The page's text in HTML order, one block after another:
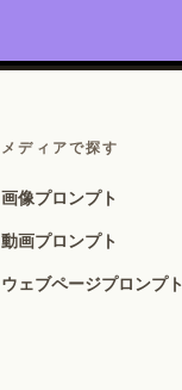
メディアで探す
画像プロンプト
動画プロンプト
ウェブページプロンプト